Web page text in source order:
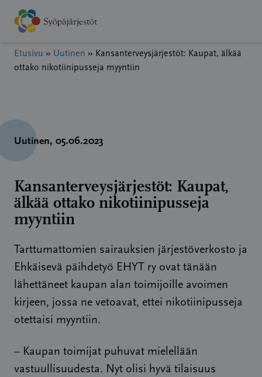
Hyppää
sisältöön
Etusivu » Uutinen » Kansanterveysjärjestöt: Kaupat, älkää
ottako nikotiinipusseja myyntiin
Uutinen, 05.06.2023
Kansanterveysjärjestöt: Kaupat,
älkää ottako nikotiinipusseja
myyntiin
Tarttumattomien sairauksien järjestöverkosto ja
Ehkäisevä päihdetyö EHYT ry ovat tänään
lähettäneet kaupan alan toimijoille avoimen
kirjeen, jossa ne vetoavat, ettei nikotiinipusseja
otettaisi myyntiin.
– Kaupan toimijat puhuvat mielellään
vastuullisuudesta. Nyt olisi hyvä tilaisuus